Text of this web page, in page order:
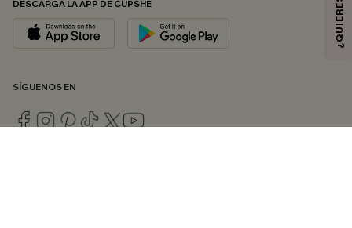
DESCARGA LA APP DE CUPSHE
SÍGUENOS EN